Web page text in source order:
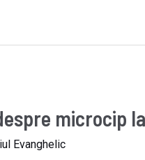
microcip
Evanghelic